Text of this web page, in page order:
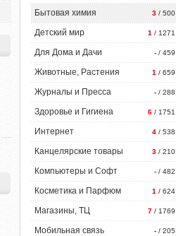
3 / 500
Бытовая химия
1 / 1271
Детский мир
- / 459
Для Дома и Дачи
1 / 659
Животные, Растения
- / 288
Журналы и Пресса
6 / 1751
Здоровье и Гигиена
4 / 538
Интернет
3 / 210
Канцелярские товары
- / 482
Компьютеры и Софт
1 / 624
Косметика и Парфюм
7 / 1769
Магазины, ТЦ
- / 205
Мобильная связь